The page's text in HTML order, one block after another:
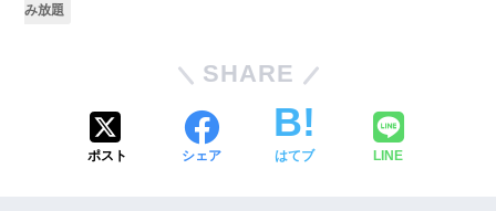
み放題
SHARE
ポスト シェア はてブ LINE